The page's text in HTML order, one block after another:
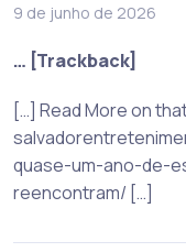
9 de junho de 2026
… [Trackback]
[…] Read More on
quase-um-ano-de-
reencontram/ […]